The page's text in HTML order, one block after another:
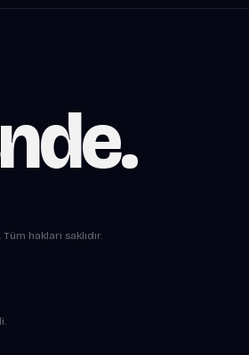
.
hakları saklıdır.